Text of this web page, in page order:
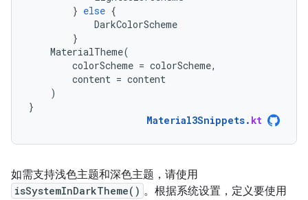
} else {
DarkColorScheme
}
MaterialTheme(
colorScheme = colorScheme,
content = content
)
}
Material3Snippets. kt
如需支持浅色主题和深色主题，请使用
isSystemInDarkTheme() 。根据系统设置，定义要使用